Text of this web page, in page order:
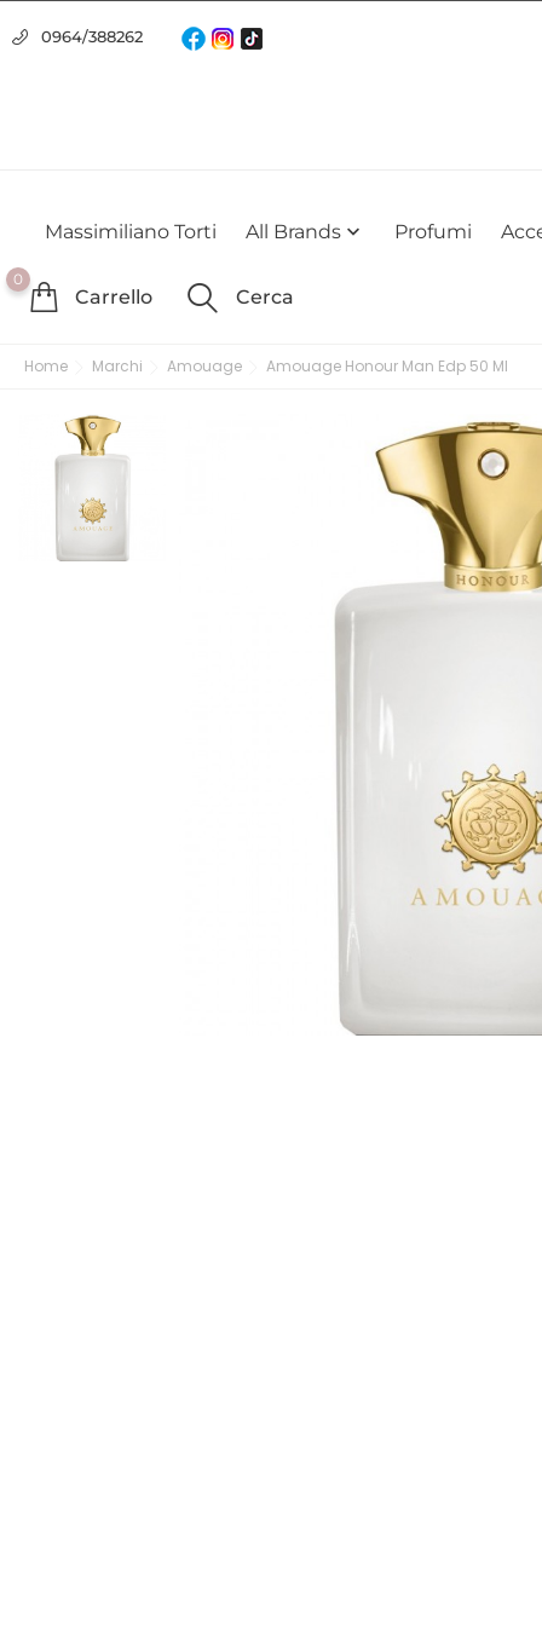
Usiamo i cookie
0964/388262
Massimiliano Torti All Brands  Profumi
0
Carrello Cerca
Home Marchi Amouage Amouage Honour Man Edp 50 Ml